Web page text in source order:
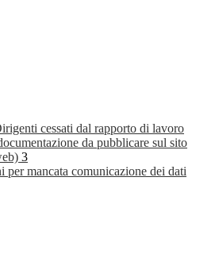
cessati dal rapporto di lavoro
da pubblicare sul sito
3
per mancata comunicazione dei dati